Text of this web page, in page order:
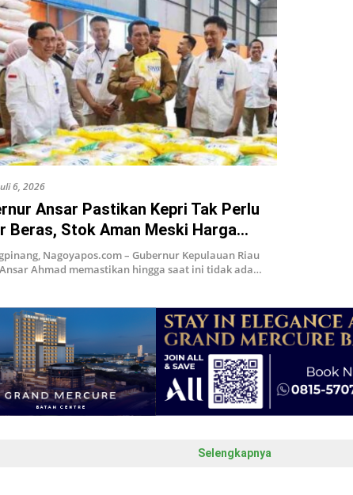
6, 2026
Ansar Pastikan Kepri Tak Perlu
Beras, Stok Aman Meski Harga
Masih Tinggi
Nagoyapos.com – Gubernur Kepulauan Riau
Ahmad memastikan hingga saat ini tidak ada…
Selengkapnya